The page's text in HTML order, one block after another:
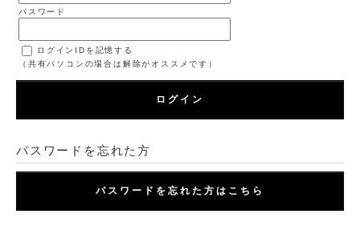
パスワード
ログインIDを記憶する
（共有パソコンの場合は解除がオススメです）
ログイン
パスワードを忘れた方
パスワードを忘れた方はこちら